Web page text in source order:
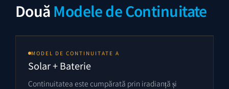
Două Modele de Continuitate
MODEL DE CONTINUITATE A
Solar + Baterie
Continuitatea este cumpărată prin iradianță și